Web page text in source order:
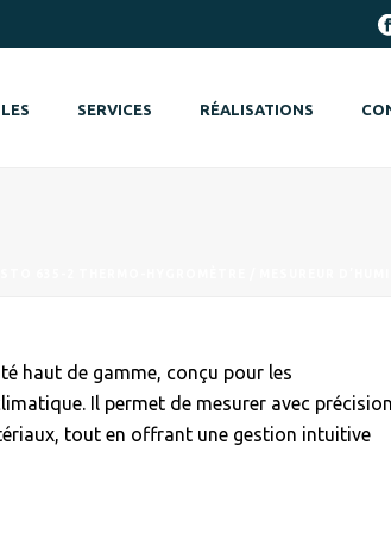
SERVICES RÉALISATIONS
haut de gamme, conçu pour les
Il permet de mesurer avec précision
tout en offrant une gestion intuitive